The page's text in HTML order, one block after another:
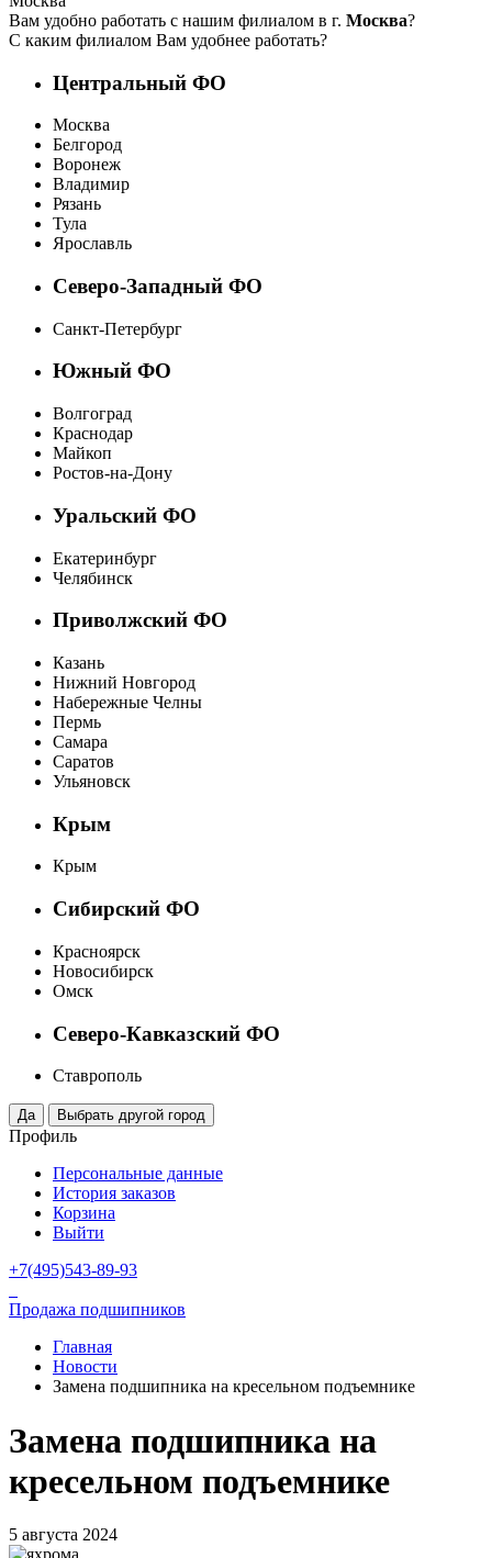
Вам удобно работать с нашим филиалом в г. Москва?
С каким филиалом Вам удобнее работать?
Центральный ФО
Москва
Белгород
Воронеж
Владимир
Рязань
Тула
Ярославль
Северо-Западный ФО
Санкт-Петербург
Южный ФО
Волгоград
Краснодар
Майкоп
Ростов-на-Дону
Уральский ФО
Екатеринбург
Челябинск
Приволжский ФО
Казань
Нижний Новгород
Набережные Челны
Пермь
Самара
Саратов
Ульяновск
Крым
Крым
Сибирский ФО
Красноярск
Новосибирск
Омск
Северо-Кавказский ФО
Ставрополь
Профиль
Персональные данные
История заказов
Корзина
Выйти
+7(495)543-89-93
Продажа подшипников
Главная
Новости
Замена подшипника на кресельном подъемнике
Замена подшипника на
кресельном подъемнике
5 августа 2024